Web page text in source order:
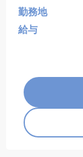
勤務地
給与